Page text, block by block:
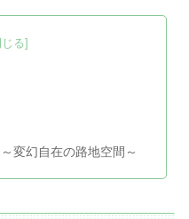
変幻自在の路地空間～